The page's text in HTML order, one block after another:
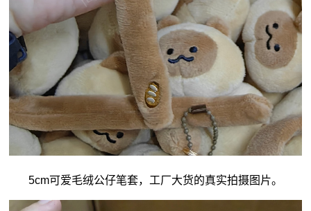
5cm可爱毛绒公仔笔套，工厂大货的真实拍摄图片。